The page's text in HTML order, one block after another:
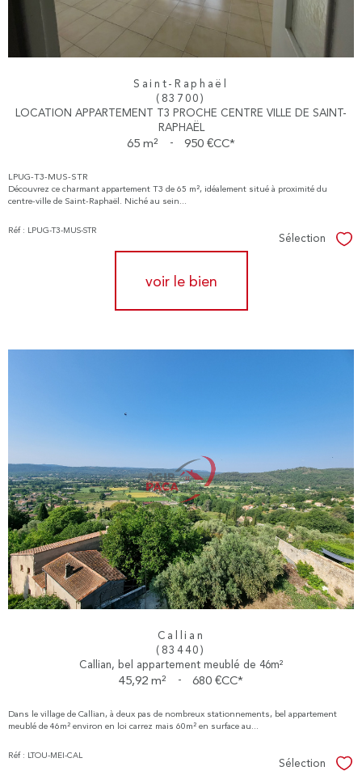
Saint-Raphaël
(83700)
LOCATION APPARTEMENT T3 PROCHE CENTRE VILLE DE SAINT-
RAPHAËL
65 m² - 950 €CC*
LPUG-T3-MUS-STR
Découvrez ce charmant appartement T3 de 65 m², idéalement situé à proximité du
centre-ville de Saint-Raphaël. Niché au sein...
Réf : LPUG-T3-MUS-STR
Sélection
voir le bien
Callian
(83440)
Callian, bel appartement meublé de 46m²
45,92 m² - 680 €CC*
Dans le village de Callian, à deux pas de nombreux stationnements, bel appartement
meublé de 46m² environ en loi carrez mais 60m² en surface au...
Réf : LTOU-MEI-CAL
Sélection